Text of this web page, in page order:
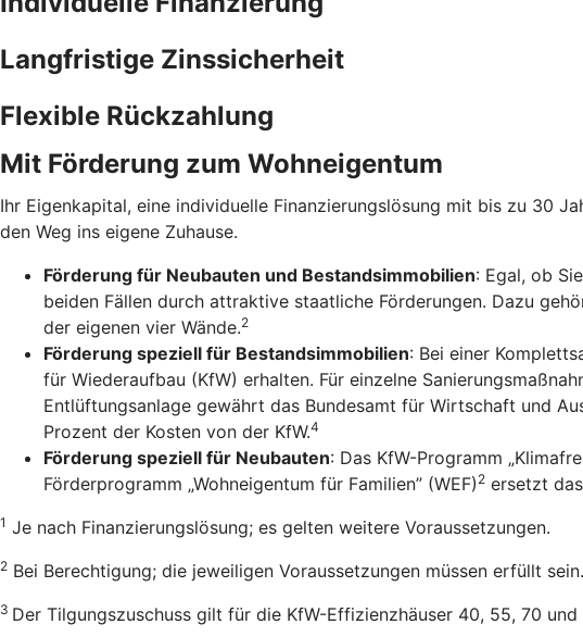
Langfristige Zinssicherheit
Flexible Rückzahlung
Mit Förderung zum Wohneigentum
Ihr Eigenkapital, eine individuelle Finanzierungslösung mit bis zu 30
den Weg ins eigene Zuhause.
Förderung für Neubauten und Bestandsimmobilien: Egal, ob
beiden Fällen durch attraktive staatliche Förderungen. Dazu
der eigenen vier Wände.2
Förderung speziell für Bestandsimmobilien: Bei einer
für Wiederaufbau (KfW) erhalten. Für einzelne
Entlüftungsanlage gewährt das Bundesamt für Wirtschaft und
Prozent der Kosten von der KfW.4
Förderung speziell für Neubauten: Das KfW-Programm
Förderprogramm „Wohneigentum für Familien” (WEF) 2 ersetzt
1 Je nach Finanzierungslösung; es gelten weitere Voraussetzungen.
2 Bei Berechtigung; die jeweiligen Voraussetzungen müssen erfüllt sein.
3 Der Tilgungszuschuss gilt für die KfW-Effizienzhäuser 40, 55, 70